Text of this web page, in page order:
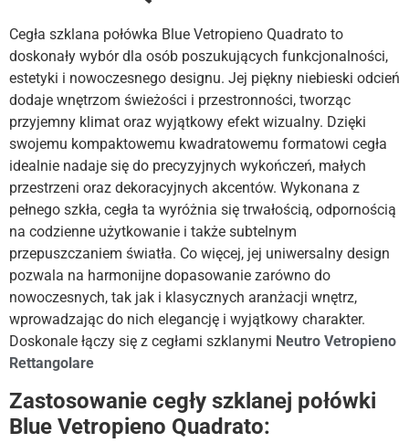
Cegła szklana połówka Blue Vetropieno Quadrato to
doskonały wybór dla osób poszukujących funkcjonalności,
estetyki i nowoczesnego designu. Jej piękny niebieski odcień
dodaje wnętrzom świeżości i przestronności, tworząc
przyjemny klimat oraz wyjątkowy efekt wizualny. Dzięki
swojemu kompaktowemu kwadratowemu formatowi cegła
idealnie nadaje się do precyzyjnych wykończeń, małych
przestrzeni oraz dekoracyjnych akcentów. Wykonana z
pełnego szkła, cegła ta wyróżnia się trwałością, odpornością
na codzienne użytkowanie i także subtelnym
przepuszczaniem światła. Co więcej, jej uniwersalny design
pozwala na harmonijne dopasowanie zarówno do
nowoczesnych, tak jak i klasycznych aranżacji wnętrz,
wprowadzając do nich elegancję i wyjątkowy charakter.
Doskonale łączy się z cegłami szklanymi Neutro Vetropieno
Rettangolare
Zastosowanie cegły szklanej połówki
Blue Vetropieno Quadrato: